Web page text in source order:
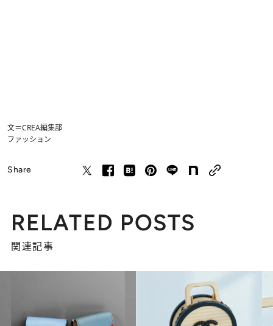
文＝CREA編集部
ファッション
Share
RELATED POSTS
関連記事